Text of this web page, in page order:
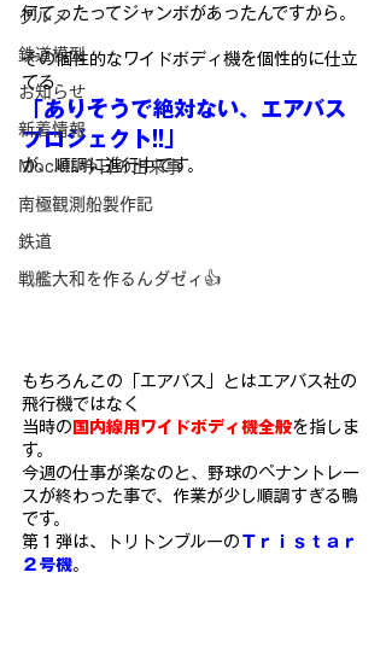
グルメ
鉄道模型
お知らせ
新着情報
Mock!! 今日の出来事
南極観測船製作記
鉄道
戦艦大和を作るんダゼィ👍
何てったってジャンボがあったんですか ら。
その個性的なワイドボディ機を個性的に仕立
てる
「ありそうで絶対ない、エアバス
プロジェクト!!」
が、順調に進行中です。
もちろんこの「エアバス」とはエアバス社の
飛行機ではなく
当時の 国内線用ワイドボディ機全般を指しま
す。
今週の仕事が楽なのと、野球のペナントレー
スが終わった事で、作業が少し順調すぎる鴨
です。
第１弾は、トリトンブルーの Ｔｒｉｓｔａｒ
２号機。